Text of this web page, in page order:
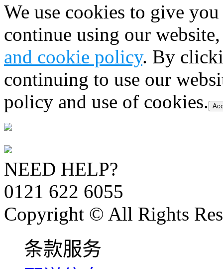
We use cookies to give
continue using our
and cookie policy. By
continuing to use our
policy and use of cookies.
NEED HELP?
0121 622 6055
Copyright © All Rights
条款服务